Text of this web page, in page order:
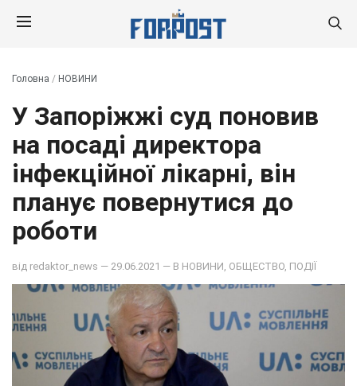
Головна / НОВИНИ
У Запоріжжі суд поновив
на посаді директора
інфекційної лікарні, він
планує повернутися до
роботи
від redaktor_news — 29.06.2021 — В НОВИНИ ОБЩЕСТВО ПОДІЇ